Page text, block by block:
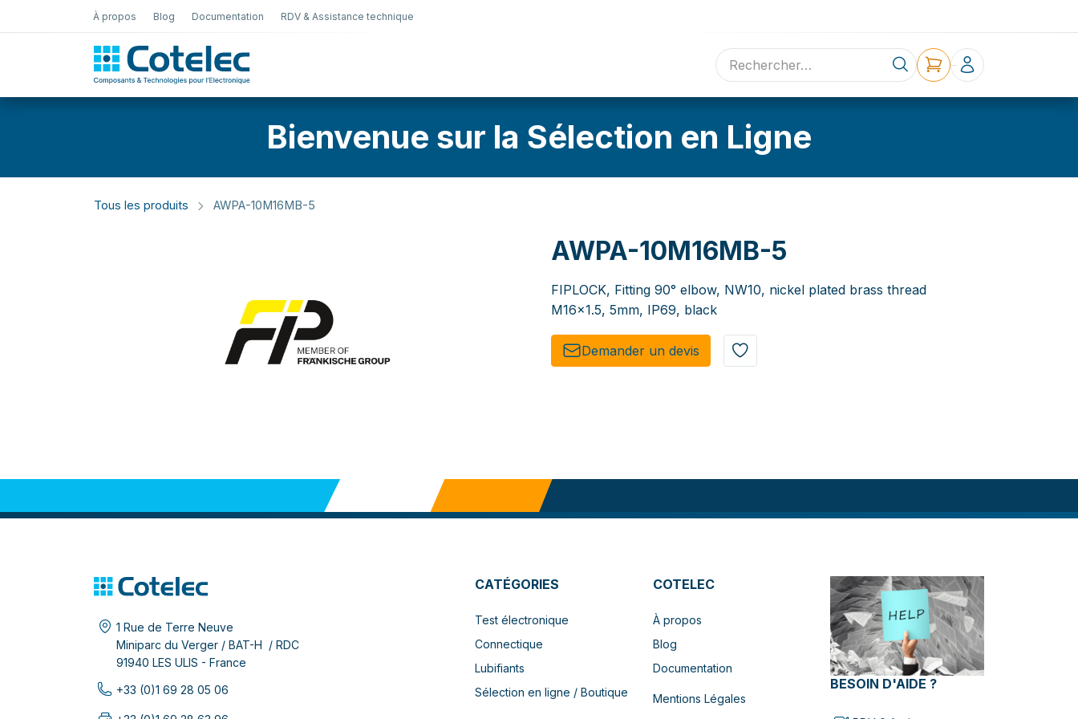
À propos Blog Documentation RDV & Assistance technique
Sélection en ligne Contact
Bienvenue sur la Sélection en Ligne
Tous les produits AWPA-10M16MB-5
AWPA-10M16MB-5
FIPLOCK, Fitting 90° elbow, NW10, nickel plated brass thread
M16x1.5, 5mm, IP69, black
Demander un de​​vis​​
1 Rue de Terre Neuve
Miniparc du Verger / BAT-H / RDC
91940 LES ULIS - France
+33 (0)1 69 28 05 06
CATÉGORIES
Test électronique
Connectique
Lubifiants
Sélection en ligne / Boutique
COTELEC
À propos
Blog
Documentation
Mentions Légales
BESOIN D'AIDE ?